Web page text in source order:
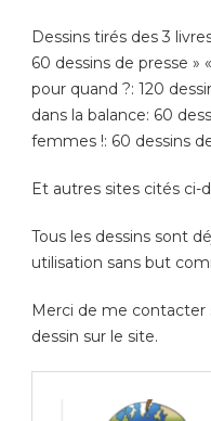
Dessins tirés des 3
60 dessins de presse »
pour quand ?: 120
dans la balance: 60
femmes !: 60 dessins
Et autres sites cités ci-
Tous les dessins sont
utilisation sans but
Merci de me contacter
dessin sur le site.